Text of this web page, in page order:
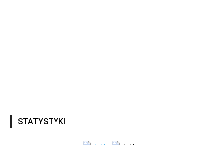
STATYSTYKI